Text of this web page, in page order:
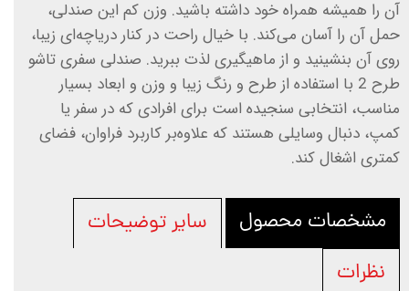
آن را همیشه همراه خود داشته باشید. وزن کم این صندلی،
حمل آن را آسان می‌کند. با خیال راحت در کنار دریاچه‌ای زیبا،
روی آن بنشینید و از ماهیگیری لذت ببرید. صندلی سفری تاشو
طرح 2 با استفاده از طرح و رنگ زیبا و وزن و ابعاد بسیار
مناسب، انتخابی سنجیده است برای افرادی که در سفر یا
کمپ، دنبال وسایلی هستند که علاوه‌بر کاربرد فراوان، فضای
کمتری اشغال کند.
مشخصات محصول
سایر توضیحات
نظرات